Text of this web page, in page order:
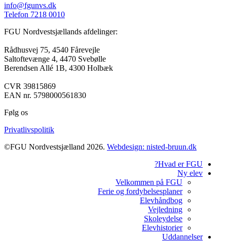
info@fgunvs.dk
Telefon 7218 0010
FGU Nordvestsjællands afdelinger:
Rådhusvej 75, 4540 Fårevejle
Saltoftevænge 4, 4470 Svebølle
Berendsen Allé 1B, 4300 Holbæk
CVR 39815869
EAN nr. 5798000561830
Følg os
Privatlivspolitik
©FGU Nordvestsjælland 2026. Webdesign: nisted-bruun.dk
Hvad er FGU?
Ny elev
Velkommen på FGU
Ferie og fordybelsesplaner
Elevhåndbog
Vejledning
Skoleydelse
Elevhistorier
Uddannelser